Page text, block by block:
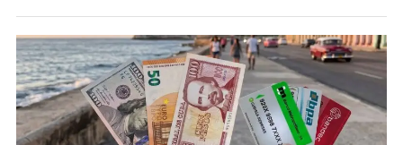
Y
Marca
Otro
Récord
En
El
Mercado